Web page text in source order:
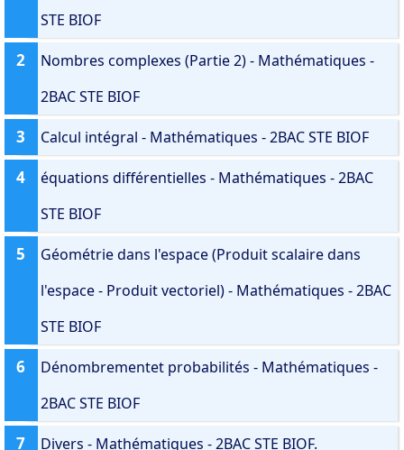
STE BIOF
2
Nombres complexes (Partie 2) - Mathématiques -
2BAC STE BIOF
3 Calcul intégral - Mathématiques - 2BAC STE BIOF
4
équations différentielles - Mathématiques - 2BAC
STE BIOF
5
Géométrie dans l'espace (Produit scalaire dans
l'espace - Produit vectoriel) - Mathématiques - 2BAC
STE BIOF
6
Dénombrementet probabilités - Mathématiques -
2BAC STE BIOF
7 Divers - Mathématiques - 2BAC STE BIOF.